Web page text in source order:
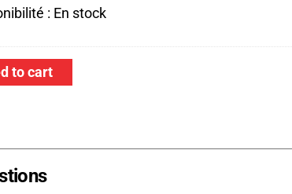
: En stock
to cart